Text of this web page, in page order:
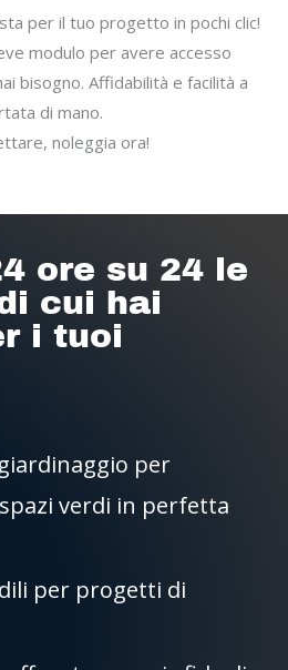
per il tuo progetto in pochi clic!
modulo per avere accesso
bisogno. Affidabilità e facilità a
di mano.
noleggia ora!
ore su 24 le
cui hai
i tuoi
per
verdi in perfetta
per progetti di